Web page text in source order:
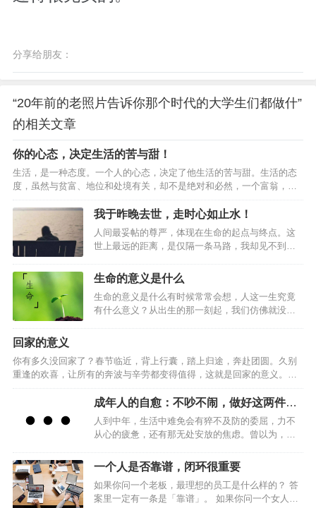
分享给朋友：
“20年前的老照片告诉你那个时代的大学生们都做什”
的相关文章
你的心态，决定生活的苦与甜！
生活，是一种态度。一个人的心态，决定了他生活的苦与甜。生活的态
度，虽然与贫富、地位和处境有关，却不是绝对和必然，一个富翁，或
许会整日愁容满面，而一个穷人，则可能会快乐悠然；一个健康的人，
或许会怨天尤人，而一个残疾人，也许能坦然乐观；一个一帆风顺的
人，或许会愁眉不展，而一个身处逆境的人，或许能面带笑颜。我们虽
然不能掌握生命的长度，但可以改变生命的宽度；我们虽然不能改变自
己的命运，但可以改变面对命运的心态。人的命运随着心态的好坏而改
变。换个立场看人生，可以宽容大度的处世；换种心态看人生，可以将
愁容改…
我于昨晚去世，走时心如止水！
人间最妥帖的尊严，体现在生命的起点与终点。这
世上最远的距离，是仅隔一条马路，我却见不到
照顾；他们和你在一座城市，相距不过一碗饭的距
离；他们在马路这边的小区，你在马路那边的高
楼……如是，人到中年的你，就可以放心了？！你
错了。8月18日，芜湖鹰都花苑小区内，一对老夫妻
双双死亡多日后，才被闻到异味的邻居发现。生
老年痴呆症；老太太是小学教师，身体不太好。平
日里，老两口相互…
生命的意义是什么
生命的意义是什么有时候常常会想，人这一生究竟
有什么意义？从出生的那一刻起，我们仿佛就没有
忙碌碌，为了家庭，为了亲人，拼命挣钱，为了碎
银几两日夜奔波，然而到最后，大家还都会老去、
逝去、分离。在这整个的生命轨迹中，我们还会不
断面临病苦、衰老、爱别离、怨长久、求不得、放
不下，等种种无奈与辛酸。得到了还要失去，顿感
没意思。既然所有的生命最终还要消失，那我们为
回家的意义
你有多久没回家了？春节临近，背上行囊，踏上归途，奔赴团圆。久别
重逢的欢喜，让所有的奔波与辛劳都变得值得，这就是回家的意义。…
成年人的自愈：不吵不闹，做好这两件事
就够了
人到中年，生活中难免会有猝不及防的委屈，力不
从心的疲惫，还有那无处安放的焦虑。曾以为，歇
能抚平内心的烦躁。可到最后才发现，向外的情绪
宣泄不过是一场徒劳的自我内耗。真正的自愈，从
不在向外索取情绪慰藉，而在向内探寻内心力量。
不吵不闹，稳住自己，做好这两件事，是成年人穿
一个人是否靠谱，闭环很重要
如果你问一个老板，最理想的员工是什么样的？ 答
案里一定有一条是「靠谱」。 如果你问一个女人，